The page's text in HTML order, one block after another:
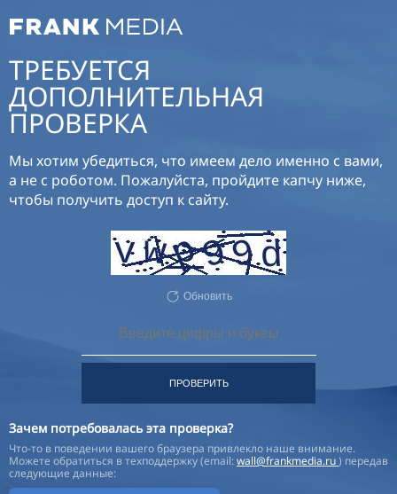
ТРЕБУЕТСЯ
ДОПОЛНИТЕЛЬНАЯ
ПРОВЕРКА
Мы хотим убедиться, что имеем дело именно с вами,
а не с роботом. Пожалуйста, пройдите капчу ниже,
чтобы получить доступ к сайту.
Обновить
ПРОВЕРИТЬ
Зачем потребовалась эта проверка?
Что-то в поведении вашего браузера привлекло наше внимание.
Можете обратиться в техподдержку (email:wall@frankmedia.ru) передав
следующие данные: